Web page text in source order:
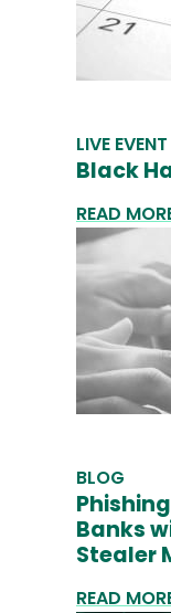
LIVE EVENT
Black
READ
BLOG
Banks
Stealer
READ